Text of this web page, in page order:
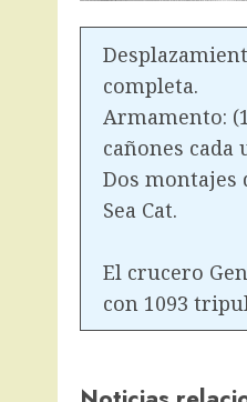
completa.
Armamento:
cañones
Dos montajes
Sea Cat.
El crucero
con 1093